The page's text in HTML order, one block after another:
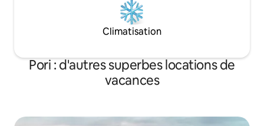
Climatisation
Pori : d'autres superbes locations de
vacances